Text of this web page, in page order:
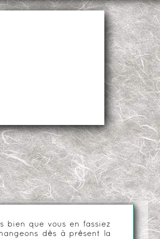
bien que vous en fassiez
dès à présent la